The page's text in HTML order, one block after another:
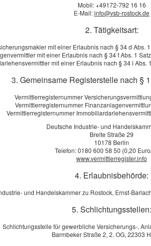
darauf hin, dass die
die wichtigste Versicherung
hilft im Ernstfall kaum - die gesetzliche
eine Minirente.
Mobil: +49172-792 16 16
E-Mail:info@vsb-rostock.de
2. Tätigkeitsart:
mit einer Erlaubnis nach § 34 d Abs.
mit einer Erlaubnis nach § 34 f Abs. 1
mit einer Erlaubnis nach § 34 i Abs.
3. Gemeinsame Registerstelle nach §
Vermittlerregisternummer
Vermittlerregisternummer
Vermittlerregisternummer
Deutsche Industrie- und
Breite Straße 29
10178 Berlin
Telefon: 0180 600 58 50 (0,20
www.vermittlerregister.info
4. Erlaubnisbehörde:
und Handelskammer zu Rostock, Ernst-
5. Schlichtungsstellen:
Schlichtungsstelle für gewerbliche Versicherungs-,
Barmbeker Straße 2, 2. OG, 22303